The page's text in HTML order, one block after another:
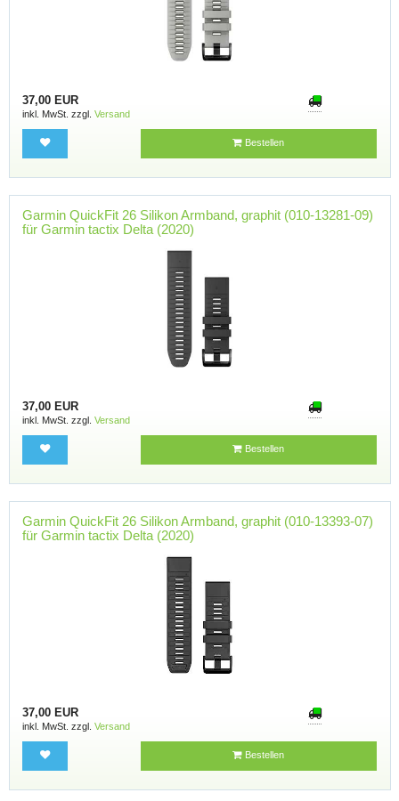
37,00 EUR
inkl. MwSt. zzgl. Versand
Bestellen
Garmin QuickFit 26 Silikon Armband, graphit (010-13281-09)
für Garmin tactix Delta (2020)
37,00 EUR
inkl. MwSt. zzgl. Versand
Bestellen
Garmin QuickFit 26 Silikon Armband, graphit (010-13393-07)
für Garmin tactix Delta (2020)
37,00 EUR
inkl. MwSt. zzgl. Versand
Bestellen